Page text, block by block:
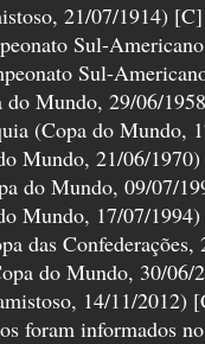
21/07/1914)
Sul-
Sul-
Mundo, 29/06/
(Copa do Mundo,
Mundo, 21/06/
do Mundo, 09/07/
Mundo, 17/07/
das
do Mundo, 30/06/
14/11/2012)
foram informados